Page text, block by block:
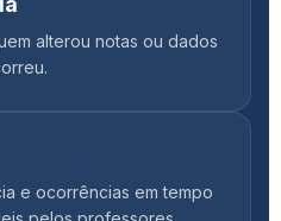
alterou notas ou dados
e ocorrências em tempo